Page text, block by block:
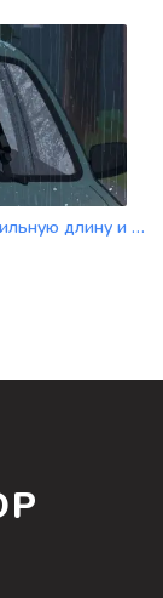
Щетки стеклоочистителя: как выбрать правильную длину и тип крепления